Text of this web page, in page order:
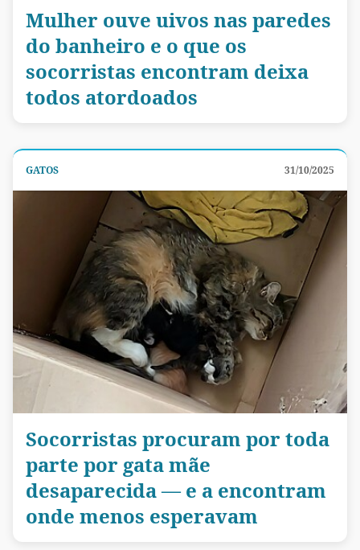
Mulher ouve uivos nas paredes
do banheiro e o que os
socorristas encontram deixa
todos atordoados
GATOS 31/10/2025
Socorristas procuram por toda
parte por gata mãe
desaparecida — e a encontram
onde menos esperavam